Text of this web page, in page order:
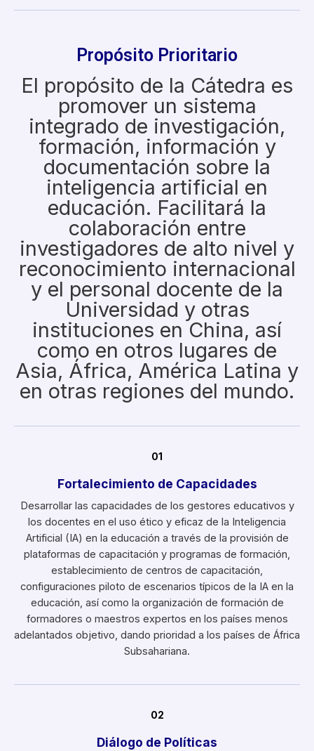
Propósito Prioritario
El propósito de la Cátedra es
promover un sistema
integrado de investigación,
formación, información y
documentación sobre la
inteligencia artificial en
educación. Facilitará la
colaboración entre
investigadores de alto nivel y
reconocimiento internacional
y el personal docente de la
Universidad y otras
instituciones en China, así
como en otros lugares de
Asia, África, América Latina y
en otras regiones del mundo.
01
Fortalecimiento de Capacidades
Desarrollar las capacidades de los gestores educativos y
los docentes en el uso ético y eficaz de la Inteligencia
Artificial (IA) en la educación a través de la provisión de
plataformas de capacitación y programas de formación,
establecimiento de centros de capacitación,
configuraciones piloto de escenarios típicos de la IA en la
educación, así como la organización de formación de
formadores o maestros expertos en los países menos
adelantados objetivo, dando prioridad a los países de África
Subsahariana.
02
Diálogo de Políticas